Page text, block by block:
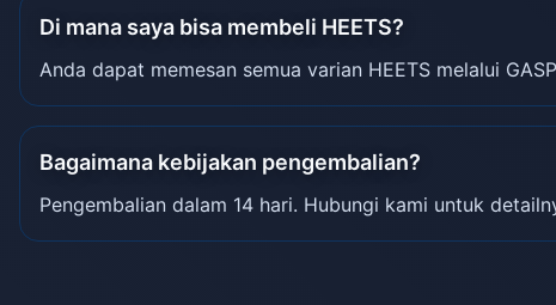
Di mana saya bisa membeli HEETS?
Anda dapat memesan semua varian HEETS melalui
Bagaimana kebijakan pengembalian?
Pengembalian dalam 14 hari. Hubungi kami untuk